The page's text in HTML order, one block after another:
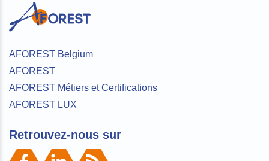
AFOREST Belgium
AFOREST
AFOREST Métiers et Certifications
AFOREST LUX
Retrouvez-nous sur